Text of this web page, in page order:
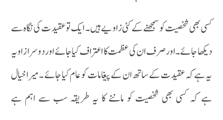
کسی بھی شخصیت کو سمجھنے کے کئی زاویے ہیں ۔ ایک تو عقیدت کی نگاہ سے
دیکھا جائے ۔اورصرف ان کی عظمت کا اعتراف کیاجائے اور دوسرا زاویہ
یہ ہے کہ عقیدت کے ساتھ ان کے پیغامات کو عام کیا جائے ۔ میرا خیال
ہے کہ کسی بھی شخصیت کو ماننے کا یہ طریقہ سب سے اہم ہے